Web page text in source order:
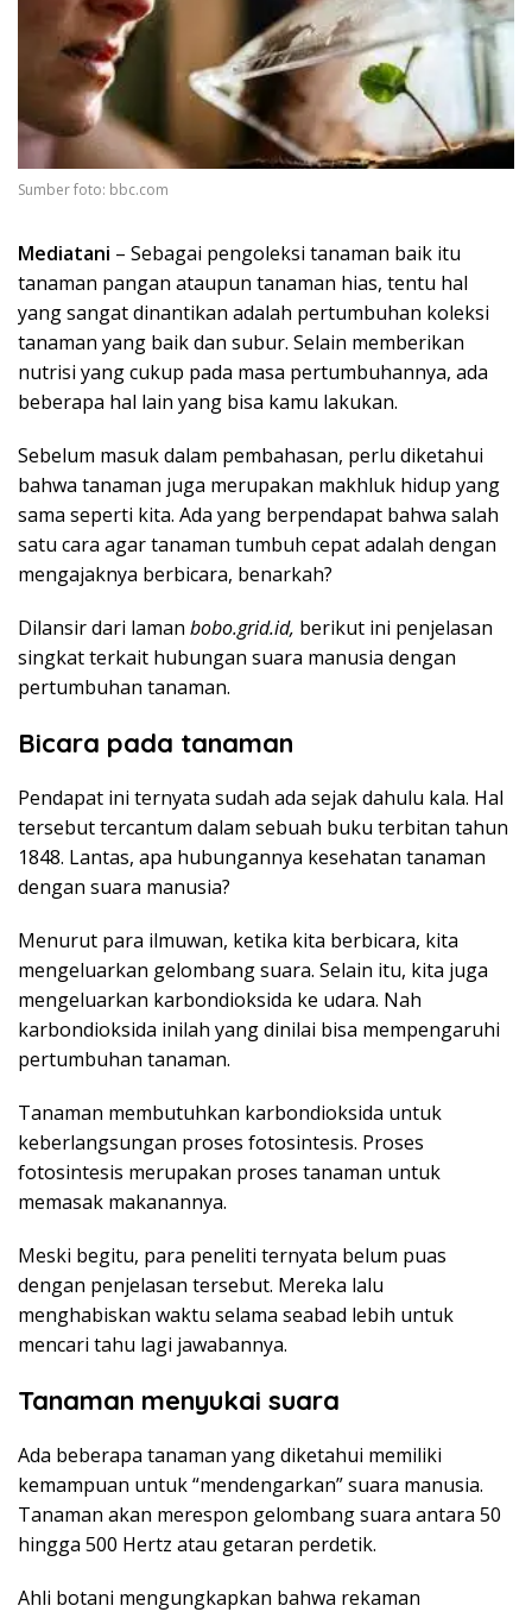
Sumber foto: bbc.com
Mediatani – Sebagai pengoleksi tanaman baik itu
tanaman pangan ataupun tanaman hias, tentu hal
yang sangat dinantikan adalah pertumbuhan koleksi
tanaman yang baik dan subur. Selain memberikan
nutrisi yang cukup pada masa pertumbuhannya, ada
beberapa hal lain yang bisa kamu lakukan.
Sebelum masuk dalam pembahasan, perlu diketahui
bahwa tanaman juga merupakan makhluk hidup yang
sama seperti kita. Ada yang berpendapat bahwa salah
satu cara agar tanaman tumbuh cepat adalah dengan
mengajaknya berbicara, benarkah?
Dilansir dari laman bobo.grid.id, berikut ini penjelasan
singkat terkait hubungan suara manusia dengan
pertumbuhan tanaman.
Bicara pada tanaman
Pendapat ini ternyata sudah ada sejak dahulu kala. Hal
tersebut tercantum dalam sebuah buku terbitan tahun
1848. Lantas, apa hubungannya kesehatan tanaman
dengan suara manusia?
Menurut para ilmuwan, ketika kita berbicara, kita
mengeluarkan gelombang suara. Selain itu, kita juga
mengeluarkan karbondioksida ke udara. Nah
karbondioksida inilah yang dinilai bisa mempengaruhi
pertumbuhan tanaman.
Tanaman membutuhkan karbondioksida untuk
keberlangsungan proses fotosintesis. Proses
fotosintesis merupakan proses tanaman untuk
memasak makanannya.
Meski begitu, para peneliti ternyata belum puas
dengan penjelasan tersebut. Mereka lalu
menghabiskan waktu selama seabad lebih untuk
mencari tahu lagi jawabannya.
Tanaman menyukai suara
Ada beberapa tanaman yang diketahui memiliki
kemampuan untuk “mendengarkan” suara manusia.
Tanaman akan merespon gelombang suara antara 50
hingga 500 Hertz atau getaran perdetik.
Ahli botani mengungkapkan bahwa rekaman